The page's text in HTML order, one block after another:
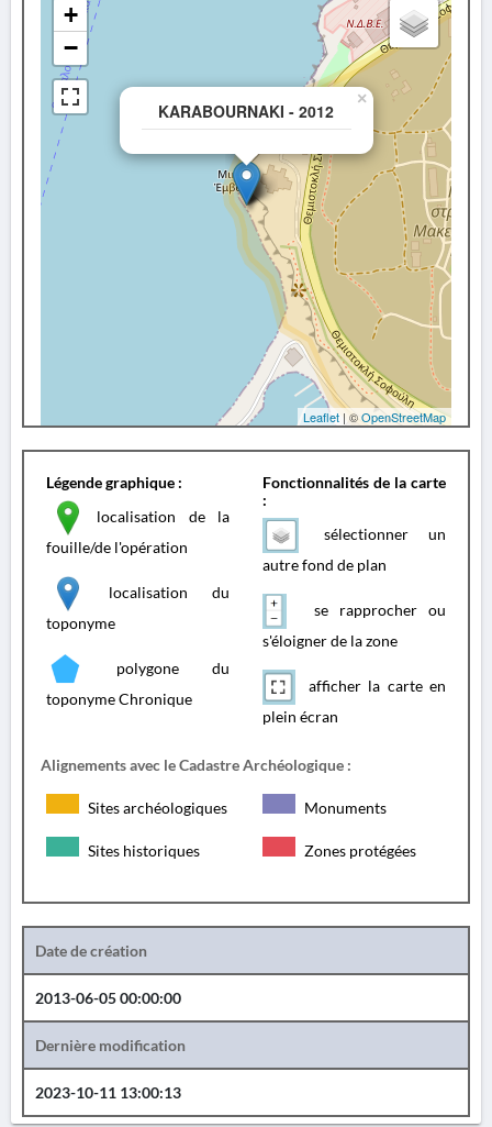
KARABOURNAKI - 2012
×
+
−
Leaflet | ©OpenStreetMap
Légende graphique :
localisation de la
fouille/de l'opération
localisation du
toponyme
polygone du
toponyme Chronique
Fonctionnalités de la carte
:
sélectionner un
autre fond de plan
se rapprocher ou
s'éloigner de la zone
afficher la carte en
plein écran
Alignements avec le Cadastre Archéologique :
Sites archéologiques Monuments
Sites historiques Zones protégées
Date de création
2013-06-05 00:00:00
Dernière modification
2023-10-11 13:00:13